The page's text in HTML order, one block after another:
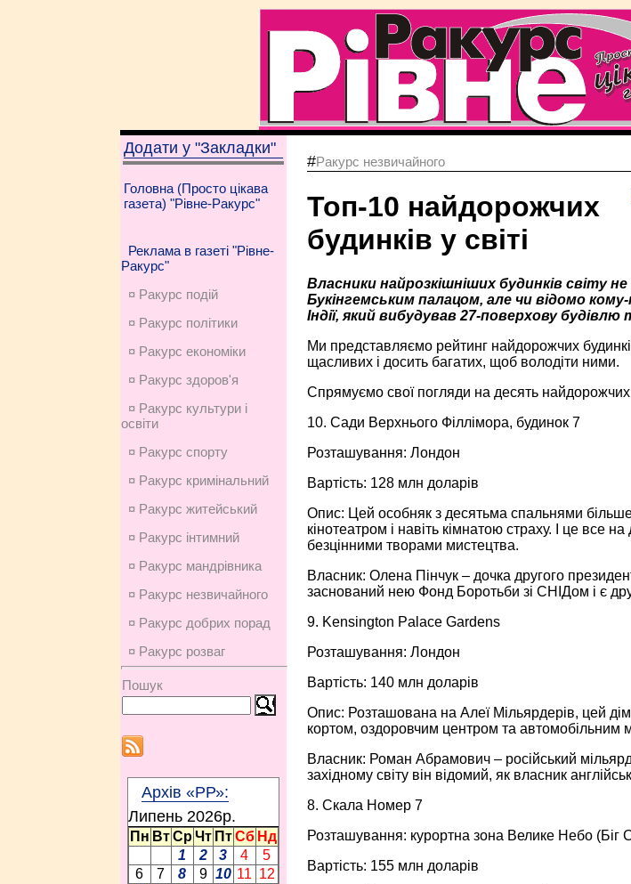
Додати у "Закладки"
Головна (Просто цікава
газета) "Рівне-Ракурс"
Реклама в газеті "Рівне-
Ракурс"
¤ Ракурс подій
¤ Ракурс політики
¤ Ракурс економiки
¤ Ракурс здоров'я
¤ Ракурс культури і
освіти
¤ Ракурс спорту
¤ Ракурс кримінальний
¤ Ракурс житейський
¤ Ракурс інтимний
¤ Ракурс мандрівника
¤ Ракурс незвичайного
¤ Ракурс добрих порад
¤ Ракурс розваг
Пошук
Архів «РР»:
Липень 2026p.
Пн Вт Ср Чт Пт Сб Нд
1
2 3 4
5
6
7 8 9 10 11 12
#Ракурс незвичайного
Топ-10 найдорожчих
будинків у світі
Власники найрозкішніших будинків світу
Букінгемським палацом, але чи відомо
Індії, який вибудував 27-поверхову
Ми представляємо рейтинг найдорожчих
щасливих і досить багатих, щоб володіти ними.
Спрямуємо свої погляди на десять найдорожчих
10. Сади Верхнього Філлімора, будинок 7
Розташування: Лондон
Вартість: 128 млн доларів
Опис: Цей особняк з десятьма спальнями
кінотеатром і навіть кімнатою страху. І це все
безцінними творами мистецтва.
Власник: Олена Пінчук – дочка другого
заснований нею Фонд Боротьби зі СНІДом і є
9. Kensington Palace Gardens
Розташування: Лондон
Вартість: 140 млн доларів
Опис: Розташована на Алеї Мільярдерів, цей
кортом, оздоровчим центром та автомобільним
Власник: Роман Абрамович – російський
західному світу він відомий, як власник
8. Скала Номер 7
Розташування: курортна зона Велике Небо (Біг
Вартість: 155 млн доларів